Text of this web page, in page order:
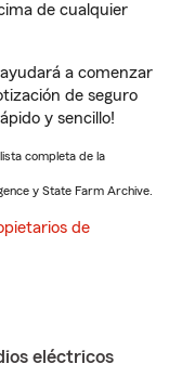
de cualquier
a comenzar
de seguro
y sencillo!
completa de la
y State Farm Archive.
de
eléctricos